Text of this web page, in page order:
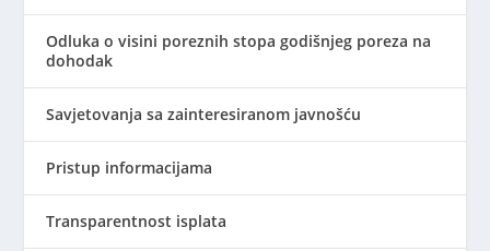
Odluka o visini poreznih stopa godišnjeg poreza na
dohodak
Savjetovanja sa zainteresiranom javnošću
Pristup informacijama
Transparentnost isplata